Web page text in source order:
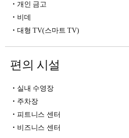
개인 금고
비데
대형 TV(스마트 TV)
편의 시설
실내 수영장
주차장
피트니스 센터
비즈니스 센터